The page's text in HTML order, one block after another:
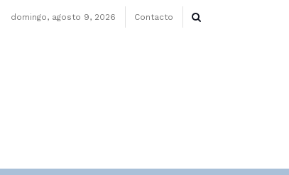
domingo, agosto 9, 2026 Contacto